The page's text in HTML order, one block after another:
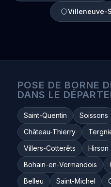
Villeneuve-
POSE DE BORNE
DANS LE
Saint-Quentin Soissons
Château-Thierry
Villers-Cotterêts
Hirson
Bohain-en-Vermandois
Belleu
Saint-Michel